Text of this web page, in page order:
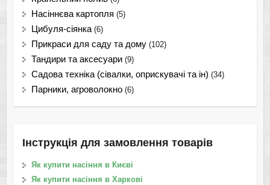
Насіннєва картопля (5)
Цибуля-сіянка (6)
Прикраси для саду та дому (102)
Тандири та аксесуари (9)
Садова техніка (сівалки, оприскувачі та ін) (34)
Парники, агроволокно (6)
Інструкція для замовлення товарів
Як купити насіння в Києві
Як купити насіння в Харкові